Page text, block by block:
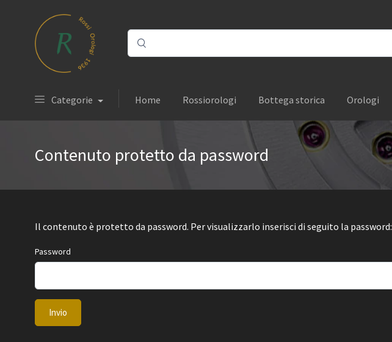
Categorie Home Rossiorologi Bottega storica Orologi
Contenuto protetto da password
Il contenuto è protetto da password. Per visualizzarlo inserisci di seguito la password:
Password
Invio